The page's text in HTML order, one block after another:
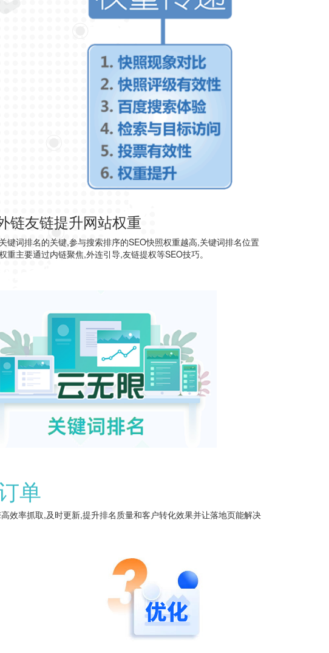
链友链提升网站权重
键词排名的关键,参与搜索排序的SEO快照权重越高,关键词排名位置
重主要通过内链聚焦,外连引导,友链提权等SEO技巧。
单
效率抓取,及时更新,提升排名质量和客户转化效果并让落地页能解决